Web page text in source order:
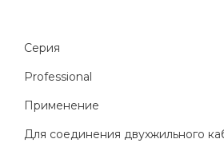
Серия
Professional
Применение
Для соединения двухжильного